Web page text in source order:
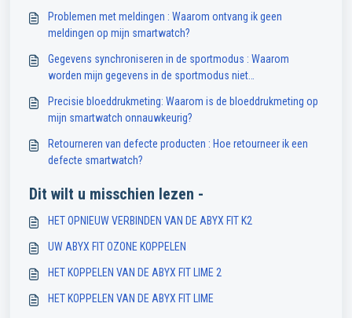
Problemen met meldingen : Waarom ontvang ik geen
meldingen op mijn smartwatch?
Gegevens synchroniseren in de sportmodus : Waarom
worden mijn gegevens in de sportmodus niet
Precisie bloeddrukmeting: Waarom is de bloeddrukmeting op
mijn smartwatch onnauwkeurig?
Retourneren van defecte producten : Hoe retourneer ik een
defecte smartwatch?
Dit wilt u misschien lezen -
HET OPNIEUW VERBINDEN VAN DE ABYX FIT K2
UW ABYX FIT OZONE KOPPELEN
HET KOPPELEN VAN DE ABYX FIT LIME 2
HET KOPPELEN VAN DE ABYX FIT LIME